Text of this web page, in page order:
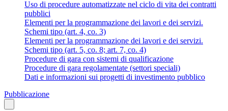
Uso di procedure automatizzate nel ciclo di vita dei contratti
pubblici
Elementi per la programmazione dei lavori e dei servizi.
Schemi tipo (art. 4, co. 3)
Elementi per la programmazione dei lavori e dei servizi.
Schemi tipo (art. 5, co. 8; art. 7, co. 4)
Procedure di gara con sistemi di qualificazione
Procedure di gara regolamentate (settori speciali)
Dati e informazioni sui progetti di investimento pubblico
Pubblicazione